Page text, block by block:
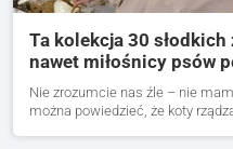
Ta kolekcja 30
nawet miłośnicy psów
Nie zrozumcie nas źle – nie
można powiedzieć, że koty